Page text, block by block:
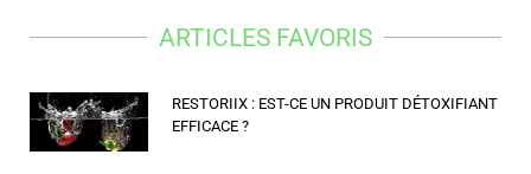
ARTICLES FAVORIS
RESTORIIX : EST-CE UN PRODUIT DÉTOXIFIANT
EFFICACE ?